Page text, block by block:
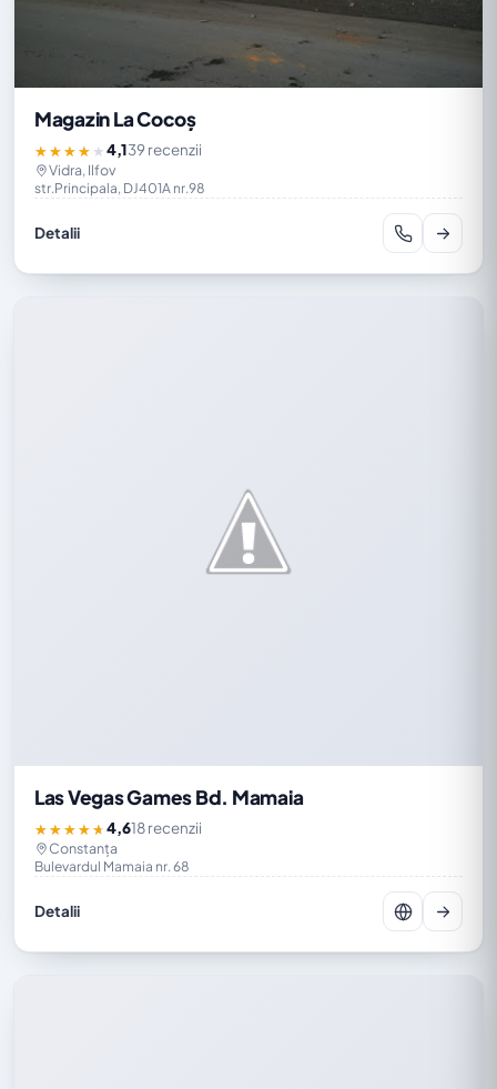
Magazin La Cocoș
★★★★★4,139 recenzii
Vidra, Ilfov
str.Principala, DJ401A nr.98
Detalii
Las Vegas Games Bd. Mamaia
★★★★★4,618 recenzii
Constanța
Bulevardul Mamaia nr. 68
Detalii